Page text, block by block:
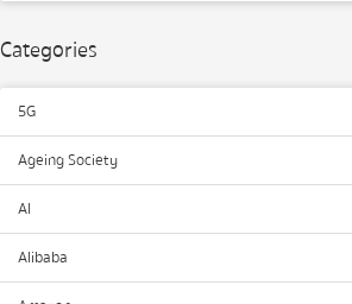
Categories
5G
Ageing Society
AI
Alibaba